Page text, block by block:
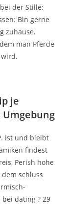
der Stille:
Bin gerne
zuhause.
man Pferde
je
ist und bleibt
findest
Perish hohe
schluss
dating ? 29